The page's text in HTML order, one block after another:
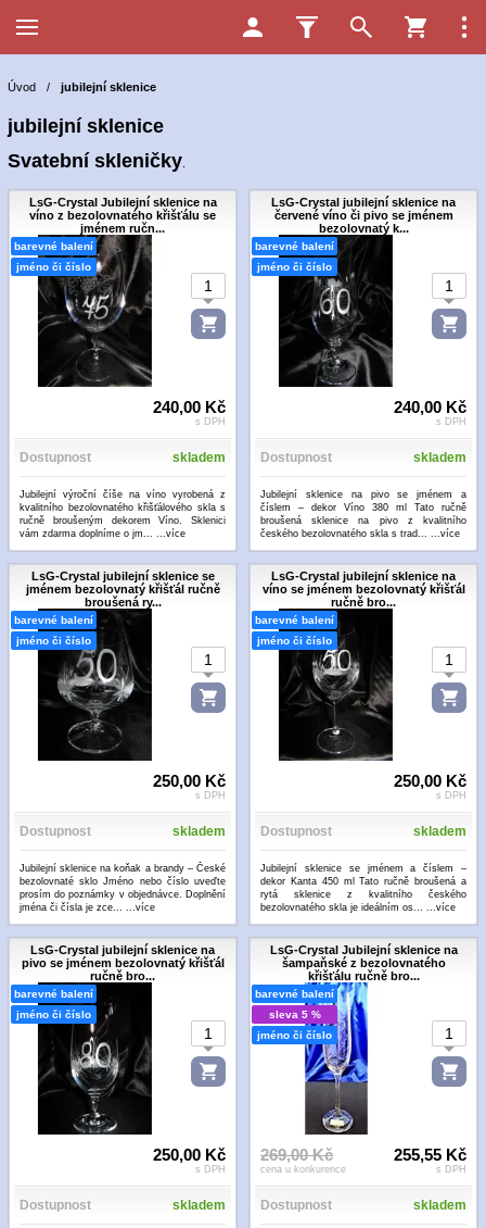
Úvod / jubilejní sklenice
jubilejní sklenice
Svatební skleničky
LsG-Crystal Jubilejní sklenice na
víno z bezolovnatého křišťálu se
jménem ručn...
barevné balení
jméno či číslo
240,00 Kč
s DPH
Dostupnost skladem
Jubilejní výroční číše na víno vyrobená z
kvalitního bezolovnatého křišťálového skla s
ručně broušeným dekorem Víno. Sklenici
vám zdarma doplníme o jm... ...více
LsG-Crystal jubilejní sklenice na
červené víno či pivo se jménem
bezolovnatý k...
barevné balení
jméno či číslo
240,00 Kč
s DPH
Dostupnost skladem
Jubilejní sklenice na pivo se jménem a
číslem – dekor Víno 380 ml Tato ručně
broušená sklenice na pivo z kvalitního
českého bezolovnatého skla s trad... ...více
LsG-Crystal jubilejní sklenice se
jménem bezolovnatý křišťál ručně
broušená ry...
barevné balení
jméno či číslo
250,00 Kč
s DPH
Dostupnost skladem
Jubilejní sklenice na koňak a brandy – České
bezolovnaté sklo Jméno nebo číslo uveďte
prosím do poznámky v objednávce. Doplnění
jména či čísla je zce... ...více
LsG-Crystal jubilejní sklenice na
víno se jménem bezolovnatý křišťál
ručně bro...
barevné balení
jméno či číslo
250,00 Kč
s DPH
Dostupnost skladem
Jubilejní sklenice se jménem a číslem –
dekor Kanta 450 ml Tato ručně broušená a
rytá sklenice z kvalitního českého
bezolovnatého skla je ideálním os... ...více
LsG-Crystal jubilejní sklenice na
pivo se jménem bezolovnatý křišťál
ručně bro...
barevné balení
jméno či číslo
250,00 Kč
s DPH
Dostupnost skladem
LsG-Crystal Jubilejní sklenice na
šampaňské z bezolovnatého
křišťálu ručně bro...
barevné balení
sleva 5 %
jméno či číslo
269,00 Kč
cena u konkurence
255,55 Kč
s DPH
Dostupnost skladem